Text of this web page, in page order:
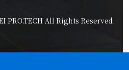
All Rights Reserved.